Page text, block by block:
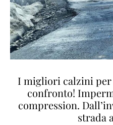
I migliori calzini per
confronto!
compression.
strada